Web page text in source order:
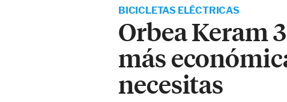
BICICLETAS ELÉCTRICAS
Orbea Keram
más
necesitas